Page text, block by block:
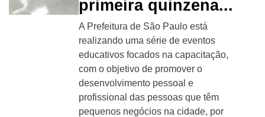
primeira quinzena...
A Prefeitura de São Paulo está
realizando uma série de eventos
educativos focados na capacitação,
com o objetivo de promover o
desenvolvimento pessoal e
profissional das pessoas que têm
pequenos negócios na cidade, por